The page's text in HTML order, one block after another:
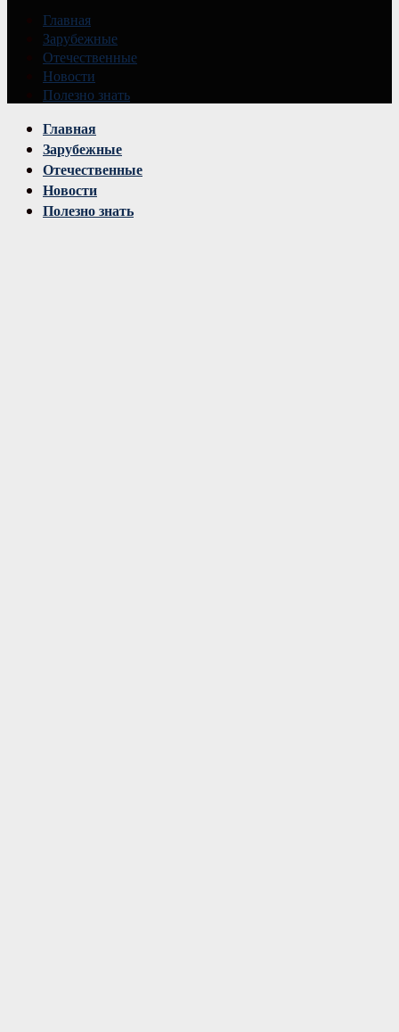
Главная
Зарубежные
Отечественные
Новости
Полезно знать
Главная
Зарубежные
Отечественные
Новости
Полезно знать